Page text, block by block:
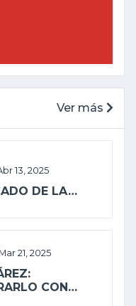
Ver más
13, 2025
DE LA…
Mar 21, 2025
CON…